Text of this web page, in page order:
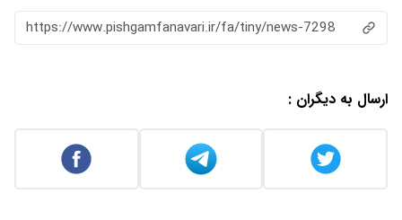
https://www.pishgamfanavari.ir/fa/tiny/news-7298
ارسال به دیگران :